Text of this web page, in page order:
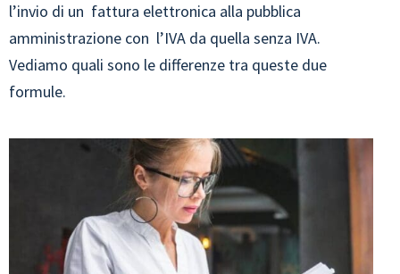
l’invio di un fattura elettronica alla pubblica
amministrazione con l’IVA da quella senza IVA.
Vediamo quali sono le differenze tra queste due
formule.